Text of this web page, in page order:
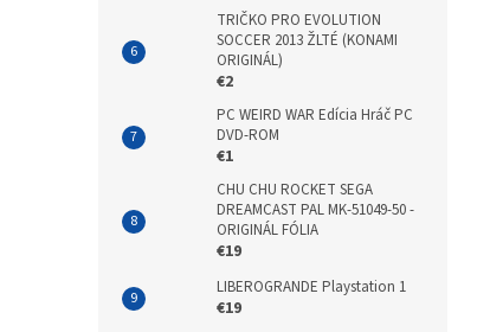
TRIČKO PRO EVOLUTION
SOCCER 2013 ŽLTÉ (KONAMI
ORIGINÁL)
€2
PC WEIRD WAR Edícia Hráč PC
DVD-ROM
€1
CHU CHU ROCKET SEGA
DREAMCAST PAL MK-51049-50 -
ORIGINÁL FÓLIA
€19
LIBEROGRANDE Playstation 1
€19